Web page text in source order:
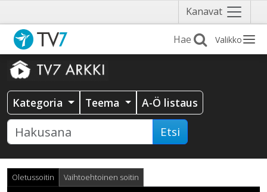
Kanavat Näytä
valikko
Valikko
Kategoria Teema A-Ö listaus
Etsi
Oletussoitin Vaihtoehtoinen soitin